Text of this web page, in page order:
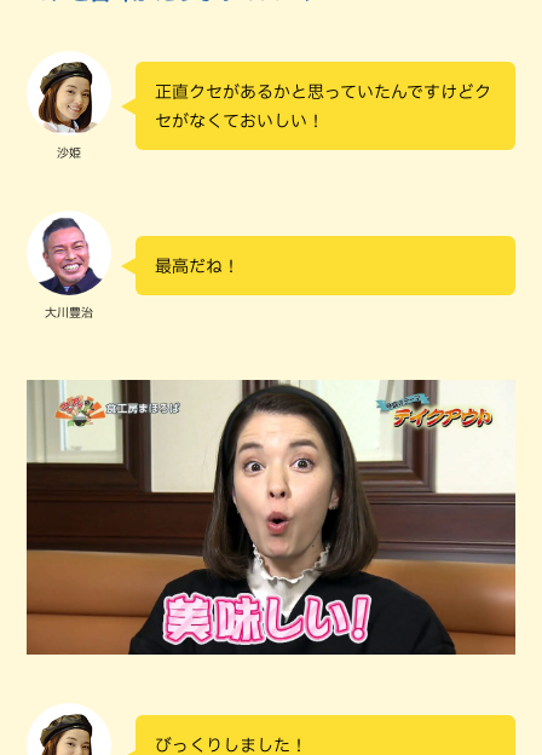
沙姫
正直クセがあるかと思っていたんですけどク
セがなくておいしい！
大川豊治
最高だね！
びっくりしました！